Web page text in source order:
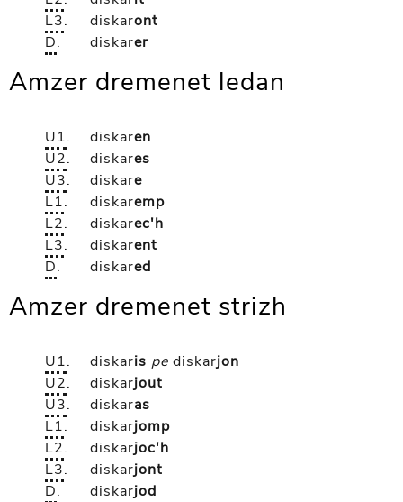
L3. diskaront
D. diskarer
Amzer dremenet ledan
U1. diskaren
U2. diskares
U3. diskare
L1. diskaremp
L2. diskarec'h
L3. diskarent
D. diskared
Amzer dremenet strizh
U1. diskaris pe diskarjon
U2. diskarjout
U3. diskaras
L1. diskarjomp
L2. diskarjoc'h
L3. diskarjont
D. diskarjod